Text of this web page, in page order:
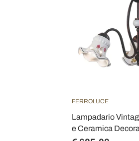
FERROLUCE
Lampadario
e Ceramica